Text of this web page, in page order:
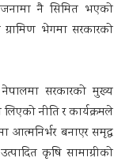
नै सिमित भएको
भेगमा सरकारको
सरकारको मुख्य
नीति र कार्यक्रमले
आत्मनिर्भर बनाएर समृद्ध
कृषि सामाग्रीको